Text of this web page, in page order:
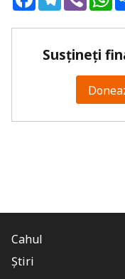
Susțineți
Cahul
Știri